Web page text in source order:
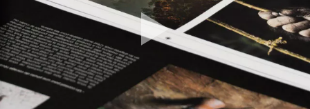
jamais, vous ne rencontrez aucun léopard dans l’un des deux
parcs, soyez sûrs de croiser la route d’éléphants, d’ours et de
toutes sortes d’oiseaux.